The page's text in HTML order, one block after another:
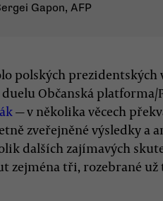
Gapon, AFP
polských
Občanská
— v několika věcech
zveřejněné výsledky a
dalších zajímavých
zejména tři, rozebrané